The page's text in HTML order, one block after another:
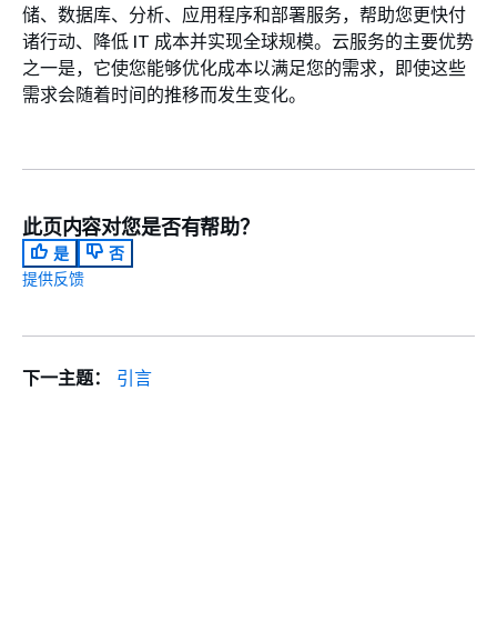
储、数据库、分析、应用程序和部署服务，帮助您更快付
诸行动、降低 IT 成本并实现全球规模。云服务的主要优势
之一是，它使您能够优化成本以满足您的需求，即使这些
需求会随着时间的推移而发生变化。
此页内容对您是否有帮助？
是
否
提供反馈
下一主题： 引言